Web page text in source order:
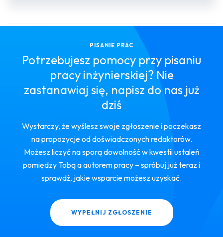
PISANIE PRAC
Potrzebujesz pomocy przy pisaniu
pracy inżynierskiej? Nie
zastanawiaj się, napisz do nas już
dziś
Wystarczy, że wyślesz swoje zgłoszenie i poczekasz
na propozycje od doświadczonych redaktorów.
Możesz liczyć na sporą dowolność w kwestii ustaleń
pomiędzy Tobą a autorem pracy – spróbuj już teraz i
sprawdź, jakie wsparcie możesz uzyskać.
WYPEŁNIJ ZGŁOSZENIE